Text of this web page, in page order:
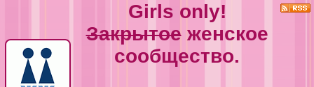
Girls only!
Закрытоеженское
сообщество.